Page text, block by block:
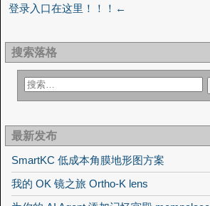
登录入口在这里！！！←
搜索落格
最新发布
SmartKC 低成本角膜地形图方案
我的 OK 镜之旅 Ortho-K lens